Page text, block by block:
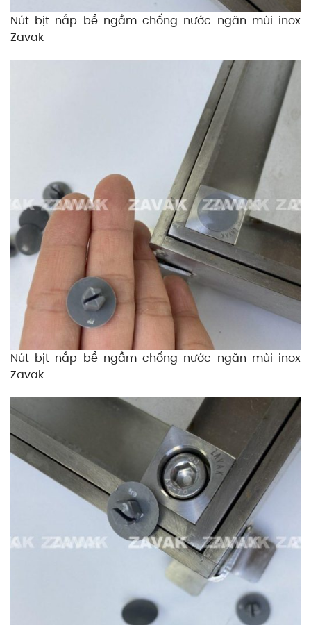
Nút bịt nắp bể ngầm chống nước ngăn mùi inox
Zavak
Nút bịt nắp bể ngầm chống nước ngăn mùi inox
Zavak